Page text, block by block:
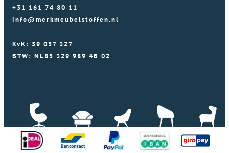
+31 161 74 80 11
info@merkmeubelstoffen.nl
KvK: 59 057 327
BTW: NL85 329 989 4B 02